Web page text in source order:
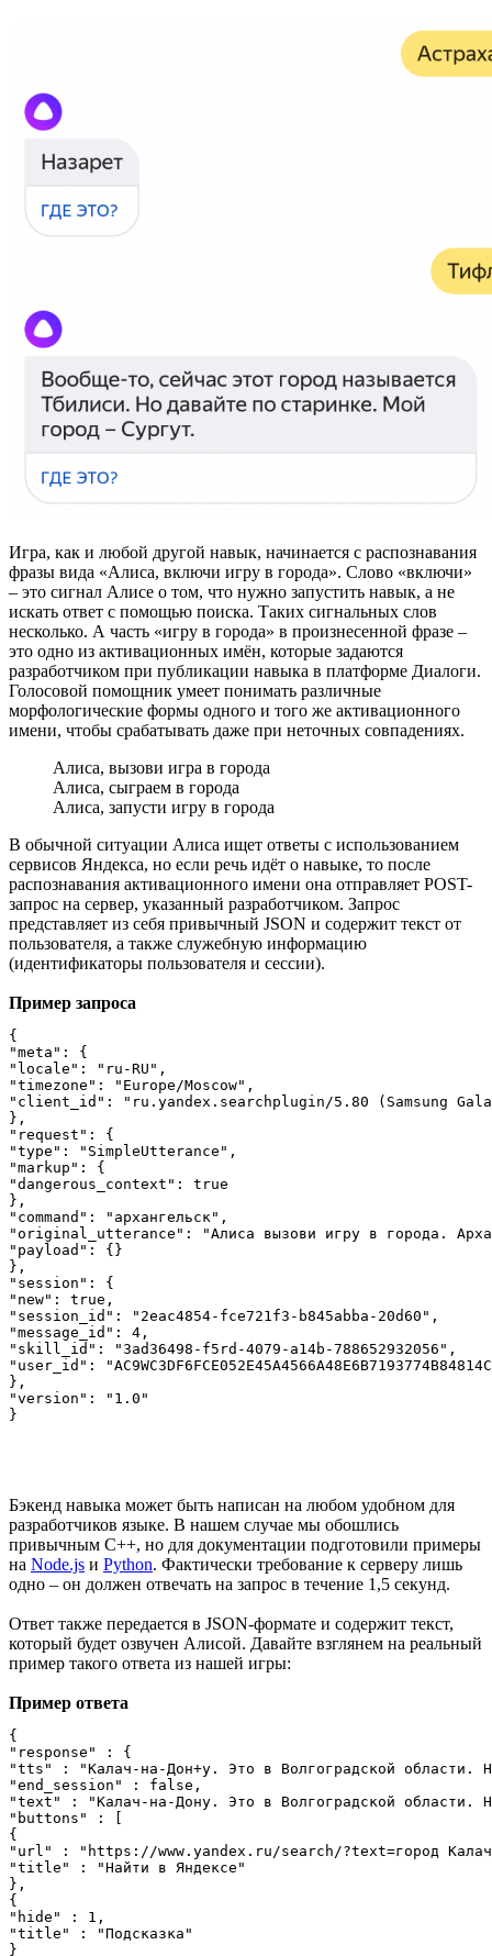
Игра, как и любой другой навык, начинается с распознавания
фразы вида «Алиса, включи игру в города». Слово «включи»
– это сигнал Алисе о том, что нужно запустить навык, а не
искать ответ с помощью поиска. Таких сигнальных слов
несколько. А часть «игру в города» в произнесенной фразе –
это одно из активационных имён, которые задаются
разработчиком при публикации навыка в платформе Диалоги.
Голосовой помощник умеет понимать различные
морфологические формы одного и того же активационного
имени, чтобы срабатывать даже при неточных совпадениях.
Алиса, вызови игра в города
Алиса, сыграем в города
Алиса, запусти игру в города
В обычной ситуации Алиса ищет ответы с использованием
сервисов Яндекса, но если речь идёт о навыке, то после
распознавания активационного имени она отправляет POST-
запрос на сервер, указанный разработчиком. Запрос
представляет из себя привычный JSON и содержит текст от
пользователя, а также служебную информацию
(идентификаторы пользователя и сессии).
Пример запроса
{
"meta": {
"locale": "ru-RU",
"timezone": "Europe/Moscow",
"client_id": "ru.yandex.searchplugin/5.80 (Samsung
},
"request": {
"type": "SimpleUtterance",
"markup": {
"dangerous_context": true
},
"command": "архангельск",
"original_utterance": "Алиса вызови игру в города.
"payload": {}
},
"session": {
"new": true,
"session_id": "2eac4854-fce721f3-b845abba-20d60",
"message_id": 4,
"skill_id": "3ad36498-f5rd-4079-a14b-788652932056",
"user_id":
},
"version": "1.0"
}
Бэкенд навыка может быть написан на любом удобном для
разработчиков языке. В нашем случае мы обошлись
привычным C++, но для документации подготовили примеры
на Node.js и Python. Фактически требование к серверу лишь
одно – он должен отвечать на запрос в течение 1,5 секунд.
Ответ также передается в JSON-формате и содержит текст,
который будет озвучен Алисой. Давайте взглянем на реальный
пример такого ответа из нашей игры:
Пример ответа
{
"response" : {
"tts" : "Калач-на-Дон+у. Это в Волгоградской области.
"end_session" : false,
"text" : "Калач-на-Дону. Это в Волгоградской области.
"buttons" : [
{
"url" : "https://www.yandex.ru/search/?text=город
"title" : "Найти в Яндексе"
},
{
"hide" : 1,
"title" : "Подсказка"
}